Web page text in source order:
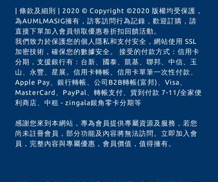
| 條款及細則 | 2020 © Copyright ©2020 版權均受保護，
為AUMLMASIG擁有，訪客訪問行為記錄，歡迎訂購，請
直接下單加入會員領取優惠卷折扣回饋活動。
我們致力於保護您的個人隱私和支付安全，網站使用 SSL
加密技術，確保您的數據安全。 接受的付款方式：信用卡
分期，支援銀行有：台新、國泰、凱基、聯邦、中信、玉
山、永豐、星展。信用卡轉帳、信用卡單筆一次性付款、
Apple Pay、銀行轉帳、公司B2B轉帳(富邦)、Visa、
MasterCard、PayPal、轉帳支付、貨到付款 7-11/全家便
利商店、中租 - zingala銀角零卡分期等
感謝您來到本網站，專為會員提供專屬資源及服務，若您
尚未註冊會員，部分功能及內容將無法訪問。立即加入會
員，完整內容與專屬優惠，會員價值，值得擁有。